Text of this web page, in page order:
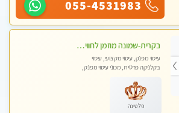
055-4531983
בקרית-שמונה מוזמן לחוויה בלתי נשכחת מעסה איכותית מקצועית ומפנקת- ללא מין !!
עיסוי מפנק, עיסוי מקצועי, עיסוי
בקלניקה פרטית, מכוני עיסוי מפנק,
פלטינה